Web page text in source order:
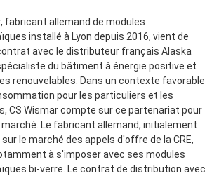
fabricant allemand de modules
installé à Lyon depuis 2016, vient de
avec le distributeur français Alaska
du bâtiment à énergie positive et
renouvelables. Dans un contexte favorable
pour les particuliers et les
CS Wismar compte sur ce partenariat pour
Le fabricant allemand, initialement
le marché des appels d'offre de la CRE,
à s'imposer avec ses modules
bi-verre. Le contrat de distribution avec